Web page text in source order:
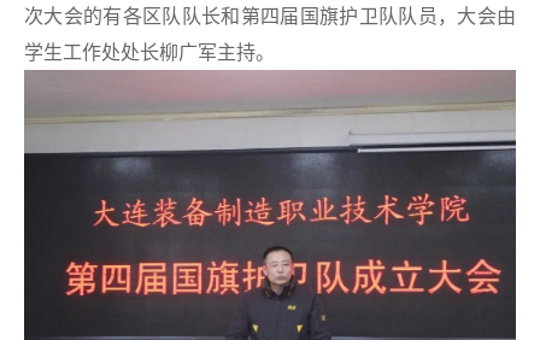
次大会的有各区队队长和第四届国旗护卫队队员，大会由
学生工作处处长柳广军主持。